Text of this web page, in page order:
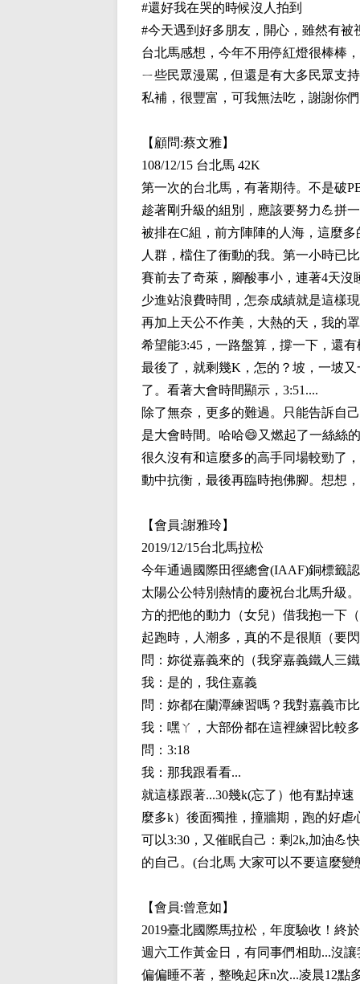
#還好我在哭的時候沒人拍到
#今天遇到好多朋友，開心，雖然有被
台北馬感想，今年不用停紅燈很棒棒
ㄧ些民眾漫罵，但還是有大多民眾支
私補，很豐富，可我無法吃，謝謝你
【顧問:蔡文雅】
108/12/15 台北馬 42K
第一次的台北馬，有著期待。不是破
趁著剛升級的組別，應該要努力💪拼
被排在C組，前方陣陣的人海，這麼
人群，檔住了衝動的我。第一小時已
賽前去了奇萊，腳酸事小，連著4天
少進站浪費時間，怎奈成績就是這樣
再加上天公不作美，大熱的天，我的
希望能3:45，一路盤算，撐一下，還
最後了，就剩幾K，怎的？坡，一坡
了。看著大會時間顯示，3:51....
除了無奈，更多的難過。只能告訴自
是大會時間。哈哈😄又燃起了一絲絲
很久沒有和這麼多的高手同場較勁了
動中抗衡，最後再臨時抱佛腳。想想
【會員:謝雅玲 】
2019/12/15台北馬拉松
今年通過國際田徑總會(IAAF)銅標籤
太陽公公特別熱情的慶祝台北馬升級
方的把他的動力（女兒）借我抱一下
起跑時，人潮多，真的不是很順（要
問：妳從嘉義來的（我穿嘉義鐵人三
我：是的，我住嘉義
問：妳都在蘭潭練習嗎？我對嘉義市
我：嘿ㄚ，大部份都在這裡練習比較
問：3:18
我：那我跟看看...
就這樣跟著...30幾k(忘了）他有點掉
麼多k）後面獨推，撞牆期，跑的好
可以3:30，又催眠自己：剩2k,加油💪
的自己。(台北馬 大家可以不要這麼
【會員:曾意如 】
2019臺北國際馬拉松，年度驗收！終
週六工作黃金日，有同事們相助...沒
偏偏睡不著，整晚起床n次...凌晨12點